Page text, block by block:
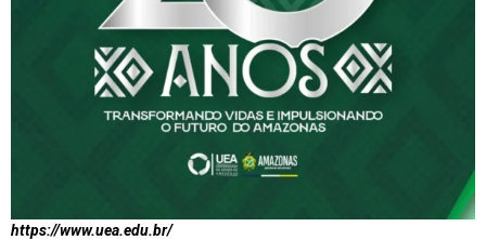
https://www.uea.edu.br/